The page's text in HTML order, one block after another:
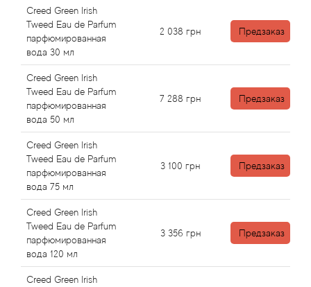
Creed Green Irish
Tweed Eau de Parfum
парфюмированная
вода 30 мл
2 038 грн Предзаказ
Creed Green Irish
Tweed Eau de Parfum
парфюмированная
вода 50 мл
7 288 грн Предзаказ
Creed Green Irish
Tweed Eau de Parfum
парфюмированная
вода 75 мл
3 100 грн Предзаказ
Creed Green Irish
Tweed Eau de Parfum
парфюмированная
вода 120 мл
3 356 грн Предзаказ
Creed Green Irish
Arabesque Perfumes
Arabiyat
Aramis
Ariana Grande
Armaf
Armand Basi
Arrogance
Arte Profumi